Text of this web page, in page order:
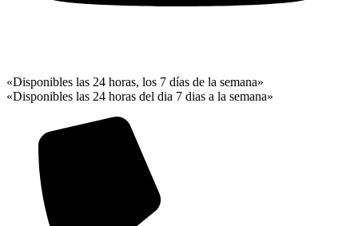
«Disponibles las 24 horas, los 7 días de la semana»
«Disponibles las 24 horas del dia 7 dias a la semana»